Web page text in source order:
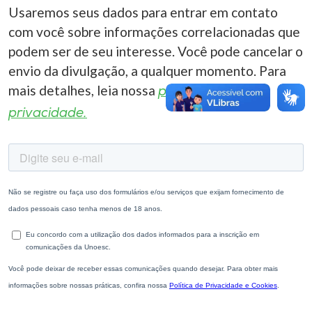
Usaremos seus dados para entrar em contato
com você sobre informações correlacionadas que
podem ser de seu interesse. Você pode cancelar o
envio da divulgação, a qualquer momento. Para
mais detalhes, leia nossa política de
privacidade.